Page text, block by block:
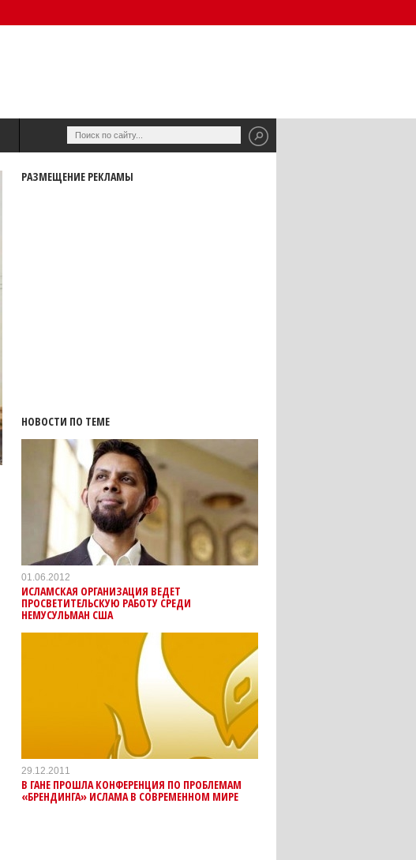
РАЗМЕЩЕНИЕ РЕКЛАМЫ
НОВОСТИ ПО ТЕМЕ
01.06.2012
ИСЛАМСКАЯ ОРГАНИЗАЦИЯ ВЕДЕТ
ПРОСВЕТИТЕЛЬСКУЮ РАБОТУ СРЕДИ
НЕМУСУЛЬМАН США
29.12.2011
В ГАНЕ ПРОШЛА КОНФЕРЕНЦИЯ ПО ПРОБЛЕМАМ
«БРЕНДИНГА» ИСЛАМА В СОВРЕМЕННОМ МИРЕ